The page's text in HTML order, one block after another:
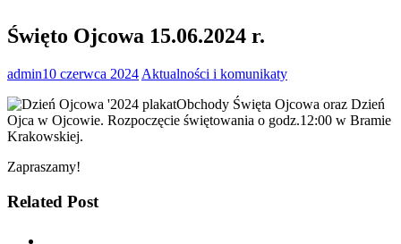
Święto Ojcowa 15.06.2024 r.
admin10 czerwca 2024 Aktualności i komunikaty
Obchody Święta Ojcowa oraz Dzień
Ojca w Ojcowie. Rozpoczęcie świętowania o godz.12:00 w Bramie
Krakowskiej.
Zapraszamy!
Related Post